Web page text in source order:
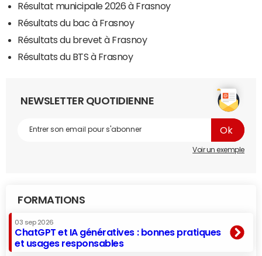
Résultat municipale 2026 à Frasnoy
Résultats du bac à Frasnoy
Résultats du brevet à Frasnoy
Résultats du BTS à Frasnoy
NEWSLETTER QUOTIDIENNE
Voir un exemple
FORMATIONS
03 sep 2026
ChatGPT et IA génératives : bonnes pratiques
et usages responsables